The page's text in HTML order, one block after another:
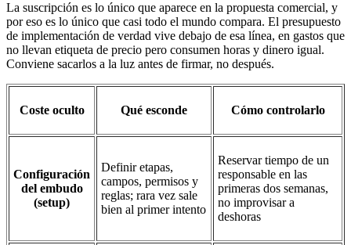
La suscripción es lo único que aparece en la propuesta comercial, y
por eso es lo único que casi todo el mundo compara. El presupuesto
de implementación de verdad vive debajo de esa línea, en gastos que
no llevan etiqueta de precio pero consumen horas y dinero igual.
Conviene sacarlos a la luz antes de firmar, no después.
Coste oculto Qué esconde Cómo controlarlo
Configuración
del embudo
(setup)
Definir etapas,
campos, permisos y
reglas; rara vez sale
bien al primer intento
Reservar tiempo de un
responsable en las
primeras dos semanas,
no improvisar a
deshoras